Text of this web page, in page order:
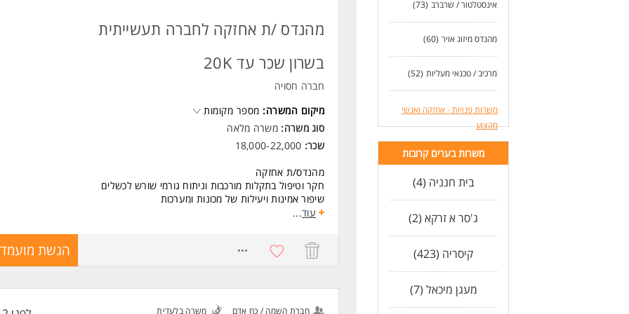
אינסטלטור / שרברב (73)
מהנדס מיזוג אויר (60)
מרכיב / טכנאי מעליות (52)
משרות פנויות - אחזקה ואנשי
מקצוע
משרות בערים קרובות
בית חנניה (4)
ג'סר א זרקא (2)
קיסריה (423)
מעגן מיכאל (7)
כאחד.
מהנדס /ת אחזקה לחברה תעשייתית
בשרון שכר עד 20K
חברה חסויה
מיקום המשרה: מספר מקומות
סוג משרה: משרה מלאה
שכר: 18,000-22,000
מהנדס/ת אחזקה
חקר וטיפול בתקלות מורכבות וניתוח גורמי שורש לכשלים
שיפור אמינות ויעילות של מכונות ומערכות
ניהול פרויקטים של שדרוג והחלפת ציוד
תמיכה וליווי הנדסי של צוותי אחזקה וקבלנים (בשוטף ובעצירות)
הוצאת דרישות רכש
ניהול עבודות במע מידע
אחריות על תקינות וכשירות עגורנים אביזרי הרמה ובטיחות
מחליף לראש צוות מכני
עוד...
הגשת
חברת השמה / כח אדם משרה בלעדית